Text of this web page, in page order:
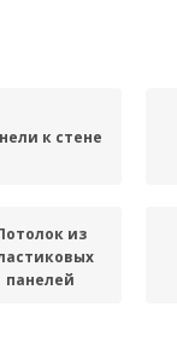
к стене
из
панелей